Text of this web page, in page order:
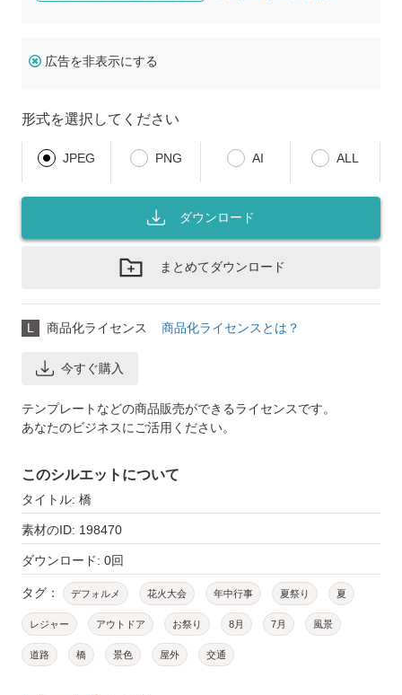
広告を非表示にする
形式を選択してください
JPEG PNG AI ALL
ダウンロード
まとめてダウンロード
L 商品化ライセンス 商品化ライセンスとは？
今すぐ購入
テンプレートなどの商品販売ができるライセンスです。
あなたのビジネスにご活用ください。
このシルエットについて
タイトル: 橋
素材のID: 198470
ダウンロード: 0回
タグ： デフォルメ 花火大会 年中行事 夏祭り 夏
レジャー アウトドア お祭り 8月 7月 風景
道路 橋 景色 屋外 交通